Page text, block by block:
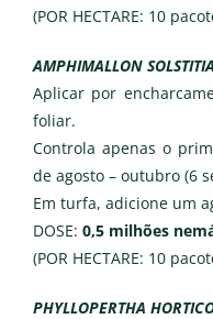
(POR HECTARE: 10
AMPHIMALLON
Aplicar por
foliar.
Controla apenas o
de agosto – outubro (6
Em turfa, adicione um
DOSE: 0,5 milhões
(POR HECTARE: 10
PHYLLOPERTHA